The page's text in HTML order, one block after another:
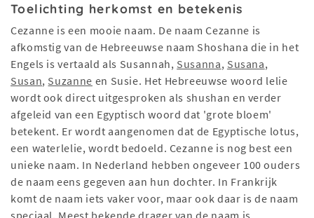
Toelichting herkomst en betekenis
Cezanne is een mooie naam. De naam Cezanne is
afkomstig van de Hebreeuwse naam Shoshana die in het
Engels is vertaald als Susannah, Susanna, Susana,
Susan, Suzanne en Susie. Het Hebreeuwse woord lelie
wordt ook direct uitgesproken als shushan en verder
afgeleid van een Egyptisch woord dat 'grote bloem'
betekent. Er wordt aangenomen dat de Egyptische lotus,
een waterlelie, wordt bedoeld. Cezanne is nog best een
unieke naam. In Nederland hebben ongeveer 100 ouders
de naam eens gegeven aan hun dochter. In Frankrijk
komt de naam iets vaker voor, maar ook daar is de naam